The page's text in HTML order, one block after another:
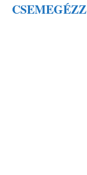
CSEMEGÉZZ